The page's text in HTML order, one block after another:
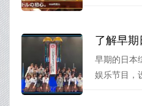
早期的日本
娱乐节目，